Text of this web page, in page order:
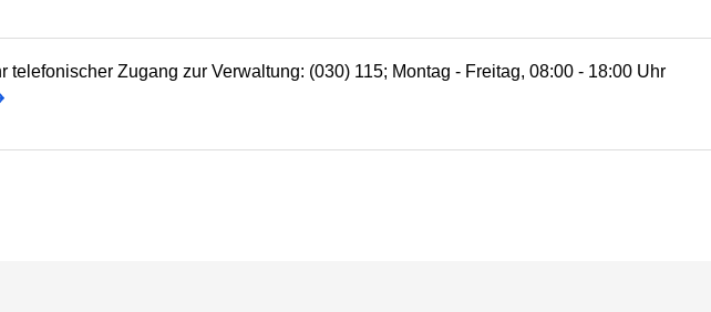
telefonischer Zugang zur Verwaltung: (030) 115; Montag - Freitag, 08:00 - 18:00 Uhr